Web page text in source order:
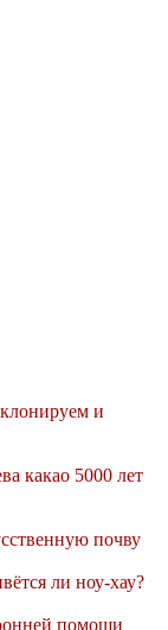
и
какао 5000 лет
почву
ли ноу-хау?
помощи